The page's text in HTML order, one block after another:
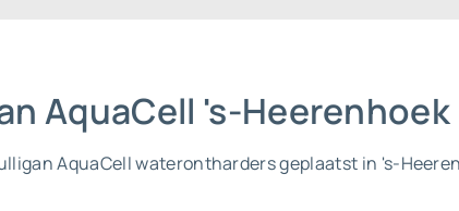
AquaCell 's-Heerenhoek
AquaCell waterontharders geplaatst in 's-